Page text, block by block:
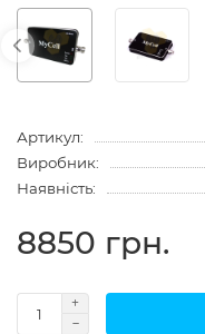
Артикул:
Виробник:
Наявність:
8850 грн.